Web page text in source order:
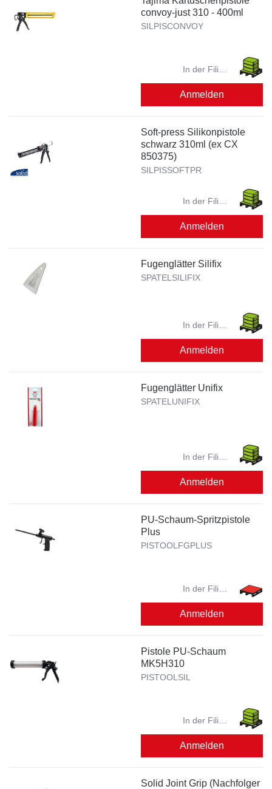
convoy-just 310 - 400ml
SILPISCONVOY
In der Filiale
Anmelden
Soft-press Silikonpistole
schwarz 310ml (ex CX
850375)
SILPISSOFTPR
In der Filiale
Anmelden
Fugenglätter Silifix
SPATELSILIFIX
In der Filiale
Anmelden
Fugenglätter Unifix
SPATELUNIFIX
In der Filiale
Anmelden
PU-Schaum-Spritzpistole
Plus
PISTOOLFGPLUS
In der Filiale
Anmelden
Pistole PU-Schaum
MK5H310
PISTOOLSIL
In der Filiale
Anmelden
Solid Joint Grip (Nachfolger